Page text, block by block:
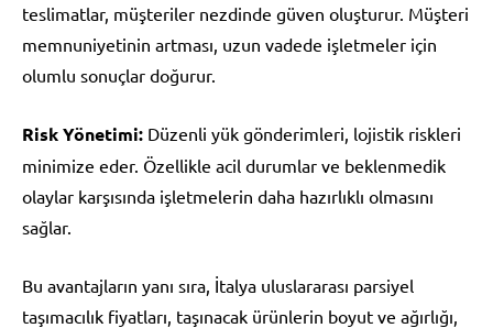
teslimatlar, müşteriler nezdinde güven oluşturur. Müşteri
memnuniyetinin artması, uzun vadede işletmeler için
olumlu sonuçlar doğurur.
Risk Yönetimi: Düzenli yük gönderimleri, lojistik riskleri
minimize eder. Özellikle acil durumlar ve beklenmedik
olaylar karşısında işletmelerin daha hazırlıklı olmasını
sağlar.
Bu avantajların yanı sıra, İtalya uluslararası parsiyel
taşımacılık fiyatları, taşınacak ürünlerin boyut ve ağırlığı,